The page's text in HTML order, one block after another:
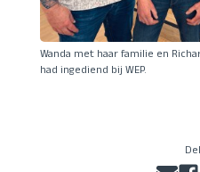
Wanda met haar familie en
had ingediend bij WEP.